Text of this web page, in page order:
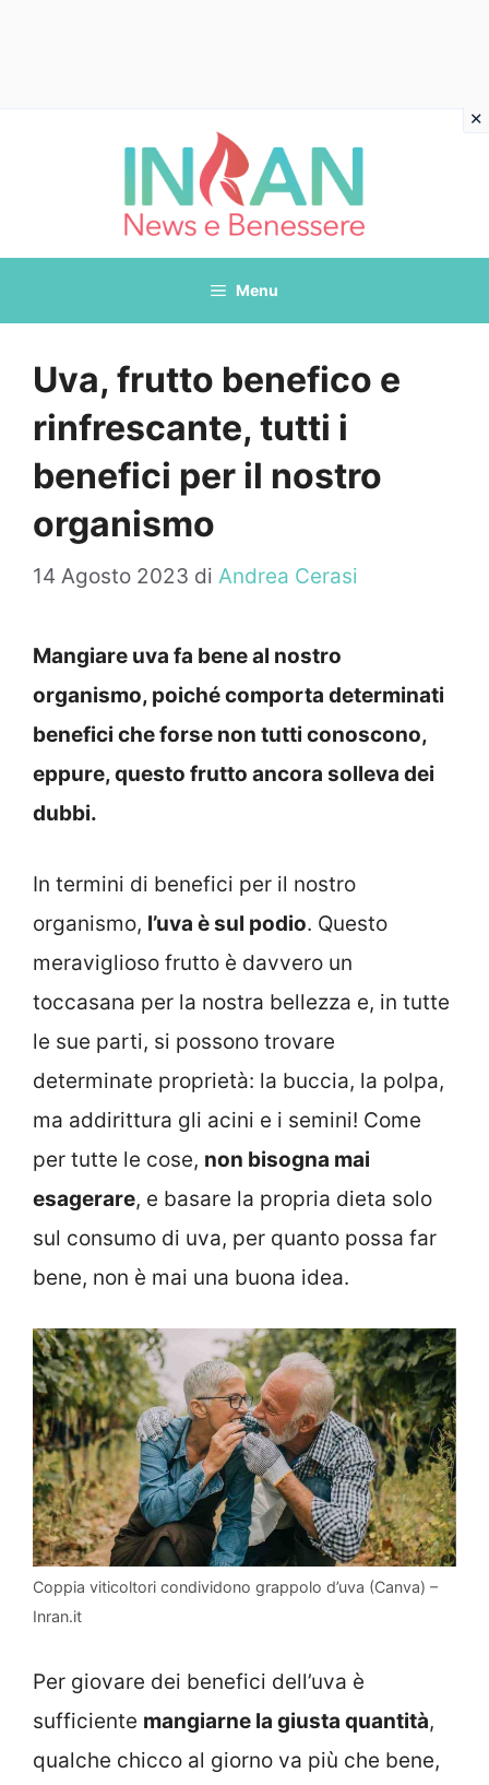
Menu
Uva, frutto benefico e
rinfrescante, tutti i
benefici per il nostro
organismo
14 Agosto 2023 di Andrea Cerasi
Mangiare uva fa bene al nostro
organismo, poiché comporta determinati
benefici che forse non tutti conoscono,
eppure, questo frutto ancora solleva dei
dubbi.
In termini di benefici per il nostro
organismo, l’uva è sul podio. Questo
meraviglioso frutto è davvero un
toccasana per la nostra bellezza e, in tutte
le sue parti, si possono trovare
determinate proprietà: la buccia, la polpa,
ma addirittura gli acini e i semini! Come
per tutte le cose, non bisogna mai
esagerare, e basare la propria dieta solo
sul consumo di uva, per quanto possa far
bene, non è mai una buona idea.
Coppia viticoltori condividono grappolo d’uva (Canva) –
Inran.it
Per giovare dei benefici dell’uva è
sufficiente mangiarne la giusta quantità,
qualche chicco al giorno va più che bene,